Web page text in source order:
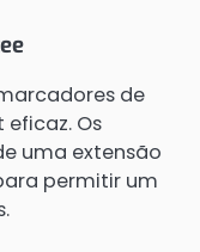
de
Os
uma extensão
permitir um